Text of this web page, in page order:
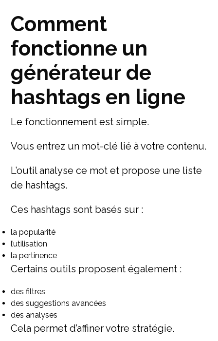
Comment
fonctionne un
générateur de
hashtags en ligne
Le fonctionnement est simple.
Vous entrez un mot-clé lié à votre contenu.
L’outil analyse ce mot et propose une liste
de hashtags.
Ces hashtags sont basés sur :
la popularité
l’utilisation
la pertinence
Certains outils proposent également :
des filtres
des suggestions avancées
des analyses
Cela permet d’affiner votre stratégie.